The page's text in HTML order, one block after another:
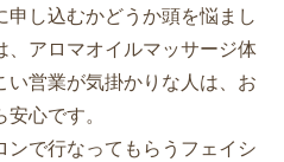
申し込むかどうか頭を悩まし
アロマオイルマッサージ体
営業が気掛かりな人は、お
心です。
で行なってもらうフェイシ